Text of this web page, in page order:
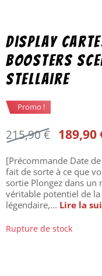
Display
boosters
Stellaire
Promo !
215,90€ Le
initial
était :
215,90
189,90
[Précommande Date
fait de sorte à ce que
sortie Plongez dans un
véritable potentiel de
légendaire,... Lire la
Rupture de stock